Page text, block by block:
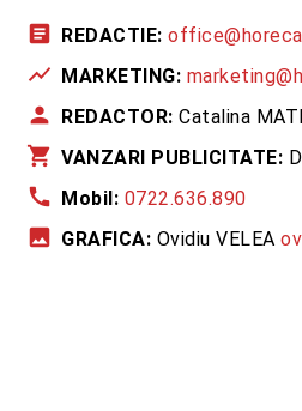
article REDACTIE:
show_chart MARKETING:
person REDACTOR: Catalina
shopping_cart VANZARI PUBLICITATE:
call Mobil: 0722.636.890
image GRAFICA: Ovidiu VELEA